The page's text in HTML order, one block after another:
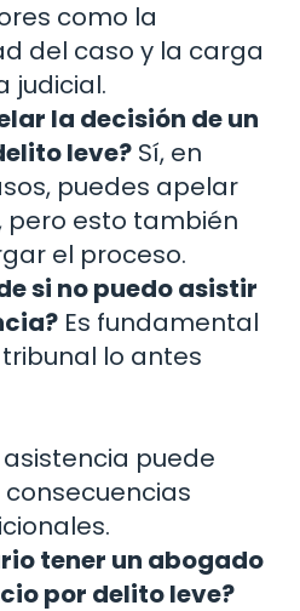
como la
del caso y la carga
judicial.
la decisión de un
leve? Sí, en
puedes apelar
pero esto también
el proceso.
si no puedo asistir
Es fundamental
lo antes
puede
tener un abogado
por delito leve?